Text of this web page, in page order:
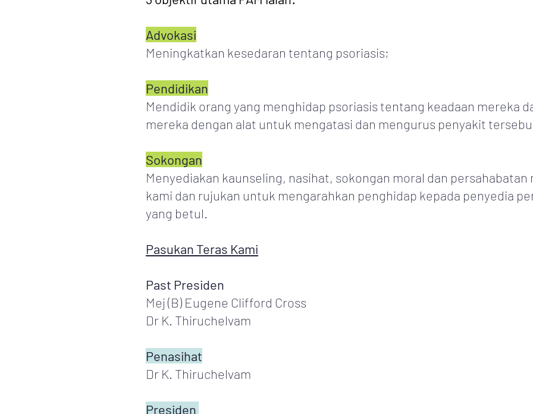
Advokasi
Meningkatkan kesedaran tentang psoriasis;
Pendidikan
Mendidik orang yang menghidap psoriasis tentang keadaan mereka
mereka dengan alat untuk mengatasi dan mengurus penyakit
Sokongan
Menyediakan kaunseling, nasihat, sokongan moral dan persahabatan
kami dan rujukan untuk mengarahkan penghidap kepada penyedia
yang betul.
Pasukan Teras Kami
Past Presiden
Mej (B) Eugene Clifford Cross
Dr K. Thiruchelvam
Penasihat
Dr K. Thiruchelvam
Presiden